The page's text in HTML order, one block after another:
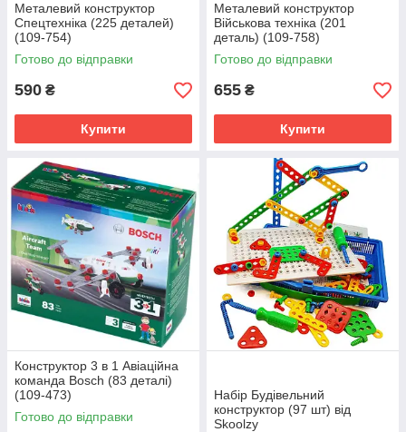
Металевий конструктор
Спецтехніка (225 деталей)
(109-754)
Готово до відправки
590 ₴
Купити
Металевий конструктор
Військова техніка (201
деталь) (109-758)
Готово до відправки
655 ₴
Купити
Конструктор 3 в 1 Авіаційна
команда Bosch (83 деталі)
(109-473)
Готово до відправки
Набір Будівельний
конструктор (97 шт) від
Skoolzy